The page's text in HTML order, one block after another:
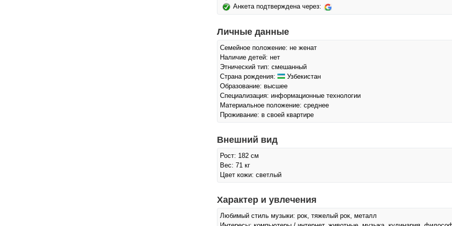
Анкета подтверждена через:
Личные данные
Семейное положение: не женат
Наличие детей: нет
Этнический тип: смешанный
Страна рождения:
Узбекистан
Образование: высшее
Специализация: информационные технологии
Материальное положение: среднее
Проживание: в своей квартире
Внешний вид
Рост: 182 см
Вес: 71 кг
Цвет кожи: светлый
Характер и увлечения
Любимый стиль музыки: рок, тяжелый рок, металл